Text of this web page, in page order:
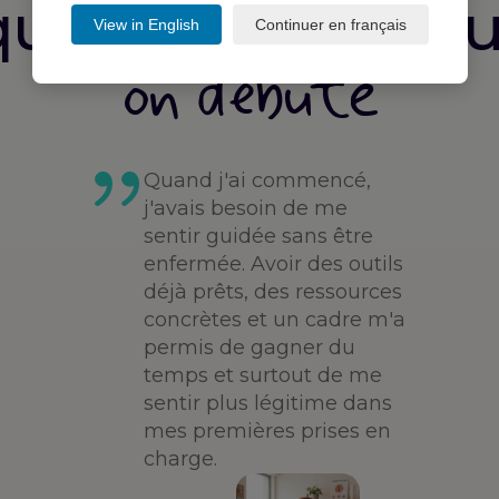
ça change
on débute
Quand j'ai commencé,
j'avais besoin de me
sentir guidée sans être
enfermée. Avoir des outils
déjà prêts, des ressources
concrètes et un cadre m'a
permis de gagner du
temps et surtout de me
sentir plus légitime dans
mes premières prises en
charge.
View in English Continuer en français